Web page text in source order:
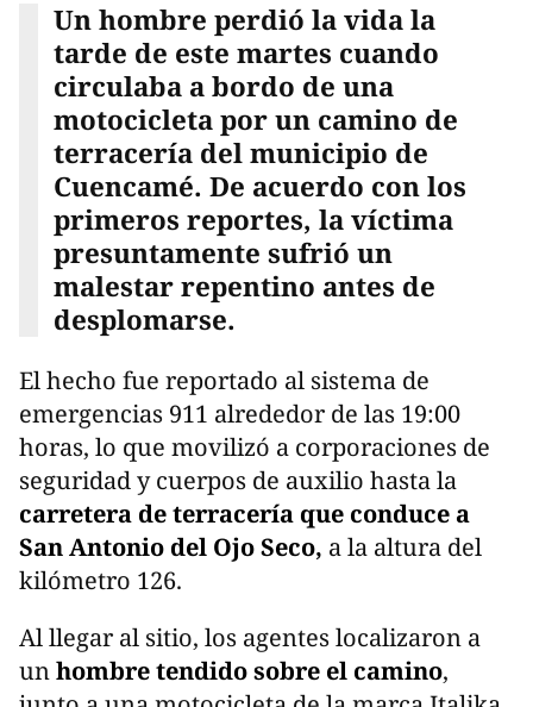
Un hombre perdió la vida la
tarde de este martes cuando
circulaba a bordo de una
motocicleta por un camino de
terracería del municipio de
Cuencamé. De acuerdo con los
primeros reportes, la víctima
presuntamente sufrió un
malestar repentino antes de
desplomarse.
El hecho fue reportado al sistema de
emergencias 911 alrededor de las 19:00
horas, lo que movilizó a corporaciones de
seguridad y cuerpos de auxilio hasta la
carretera de terracería que conduce a
San Antonio del Ojo Seco, a la altura del
kilómetro 126.
Al llegar al sitio, los agentes localizaron a
unhombre tendido sobre el camino,